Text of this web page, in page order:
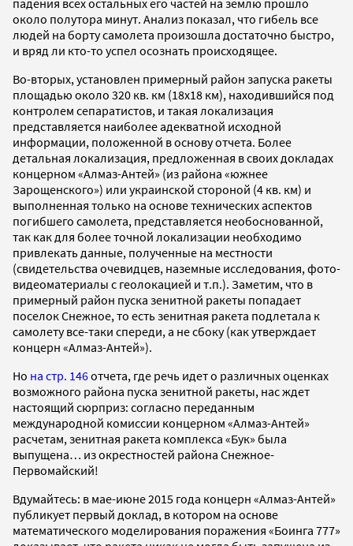
падения всех остальных его частей на землю прошло
около полутора минут. Анализ показал, что гибель все
людей на борту самолета произошла достаточно быстро,
и вряд ли кто-то успел осознать происходящее.
Во-вторых, установлен примерный район запуска ракеты
площадью около 320 кв. км (18х18 км), находившийся под
контролем сепаратистов, и такая локализация
представляется наиболее адекватной исходной
информации, положенной в основу отчета. Более
детальная локализация, предложенная в своих докладах
концерном «Алмаз-Антей» (из района «южнее
Зарощенского») или украинской стороной (4 кв. км) и
выполненная только на основе технических аспектов
погибшего самолета, представляется необоснованной,
так как для более точной локализации необходимо
привлекать данные, полученные на местности
(свидетельства очевидцев, наземные исследования, фото-
видеоматериалы с геолокацией и т.п.). Заметим, что в
примерный район пуска зенитной ракеты попадает
поселок Снежное, то есть зенитная ракета подлетала к
самолету все-таки спереди, а не сбоку (как утверждает
концерн «Алмаз-Антей»).
Но на стр. 146отчета, где речь идет о различных оценках
возможного района пуска зенитной ракеты, нас ждет
настоящий сюрприз: согласно переданным
международной комиссии концерном «Алмаз-Антей»
расчетам, зенитная ракета комплекса «Бук» была
выпущена… из окрестностей района Снежное-
Первомайский!
Вдумайтесь: в мае-июне 2015 года концерн «Алмаз-Антей»
публикует первый доклад, в котором на основе
математического моделирования поражения «Боинга 777»